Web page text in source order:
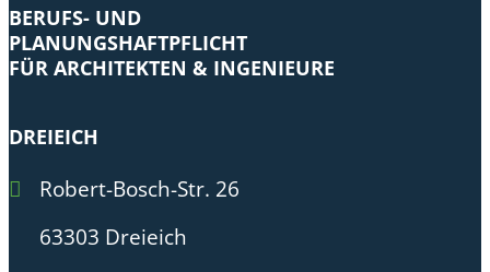
BERUFS- UND
PLANUNGSHAFTPFLICHT
FÜR ARCHITEKTEN & INGENIEURE
DREIEICH
Robert-Bosch-Str. 26
63303 Dreieich